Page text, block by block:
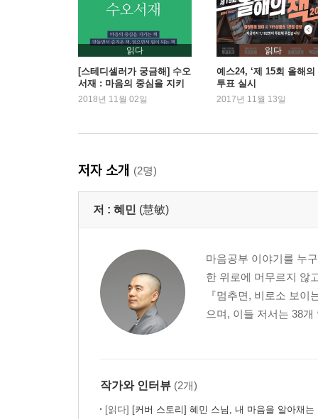
5강. 사랑의 장
평범한 그대를 사랑합니다
사랑, 내가 사라지는 위대한 경험
6강. 수행의 장
7강. 열정의 장
내가 옳은 것이 중요한 것이 아니고 같이 행복한 것
냉정과 열정 사이
8강. 종교의 장
종교가 달라 힘들어하는 그대를 위해
진리는 통한다
에필로그_나 자신의 온전함과 존귀함을 알아채시길
읽다
[스테디셀러가 궁금해] 수오
서재 : 마음의 중심을 지키
는 책
2018년 11월 02일
읽다
예스24, ‘제 15회 올해의
투표 실시
2017년 11월 13일
저자 소개 (2명)
저 : 혜민 (慧敏)
마음공부 이야기를 누
한 위로에 머무르지 않
『멈추면, 비로소 보
으며, 이들 저서는 38
작가와 인터뷰 (2개)
[읽다] [커버 스토리] 혜민 스님, 내 마음을 알아채는